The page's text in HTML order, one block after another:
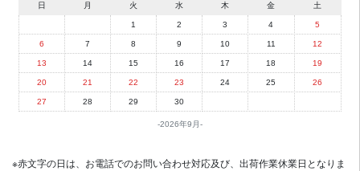
2026年9月
日 月 火 水 木 金 土
1 2 3 4 5
6 7 8 9 10 11 12
13 14 15 16 17 18 19
20 21 22 23 24 25 26
27 28 29 30
※赤文字の日は、お電話でのお問い合わせ対応及び、出荷作業休業日となりま